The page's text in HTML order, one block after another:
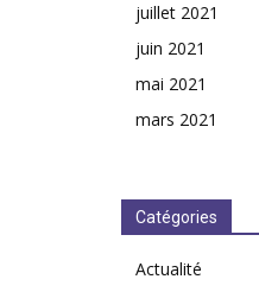
juillet 2021
juin 2021
mai 2021
mars 2021
Catégories
Actualité